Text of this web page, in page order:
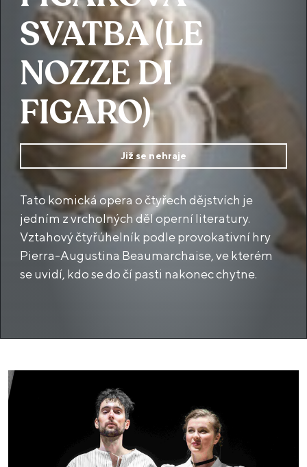
SVATBA (LE
NOZZE DI
FIGARO)
Již se nehraje
Tato komická opera o čtyřech dějstvích je
jedním z vrcholných děl operní literatury.
Vztahový čtyřúhelník podle provokativní hry
Pierra-Augustina Beaumarchaise, ve kterém
se uvidí, kdo se do čí pasti nakonec chytne.